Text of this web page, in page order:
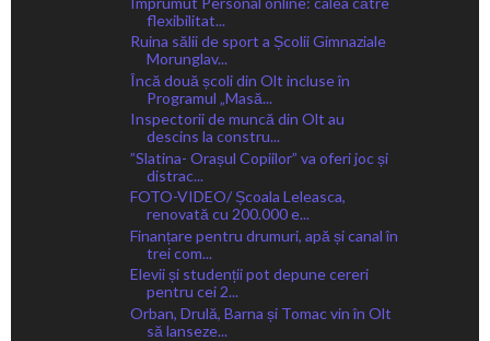
flexibilitat...
Ruina sălii de sport a Școlii Gimnaziale
Morunglav...
Încă două școli din Olt incluse în
Programul „Masă...
Inspectorii de muncă din Olt au
descins la constru...
”Slatina- Orașul Copiilor” va oferi joc și
distrac...
FOTO-VIDEO/ Școala Leleasca,
renovată cu 200.000 e...
Finanțare pentru drumuri, apă și canal în
trei com...
Elevii și studenții pot depune cereri
pentru cei 2...
Orban, Drulă, Barna și Tomac vin în Olt
să lanseze...